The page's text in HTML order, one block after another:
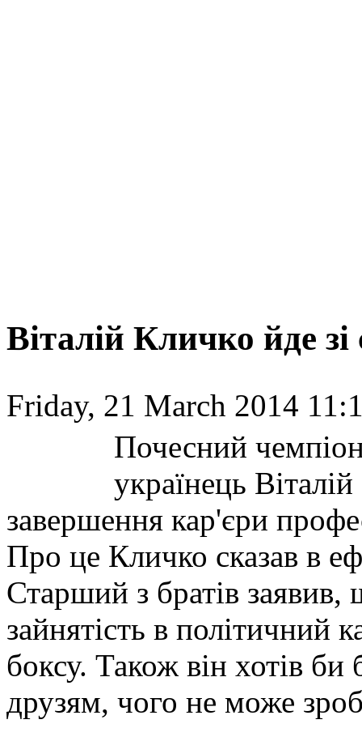
Віталій Кличко йде зі
Friday, 21 March 2014
Почесний
українець
завершення кар'єри
Про це Кличко сказав в
Старший з братів заявив,
зайнятість в політичний
боксу. Також він хотів би
друзям, чого не може